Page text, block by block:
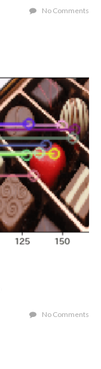
No Comments
No Comments